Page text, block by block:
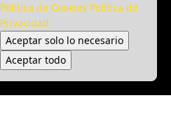
Política de Cookies Política de
Privacidad
Aceptar solo lo necesario
Aceptar todo